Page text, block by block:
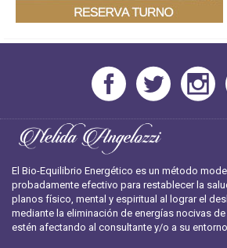
El Bio-Equilibrio Energético es un método
probadamente efectivo para restablecer la
planos físico, mental y espiritual al lograr el
mediante la eliminación de energías nocivas
estén afectando al consultante y/o a su entorno.